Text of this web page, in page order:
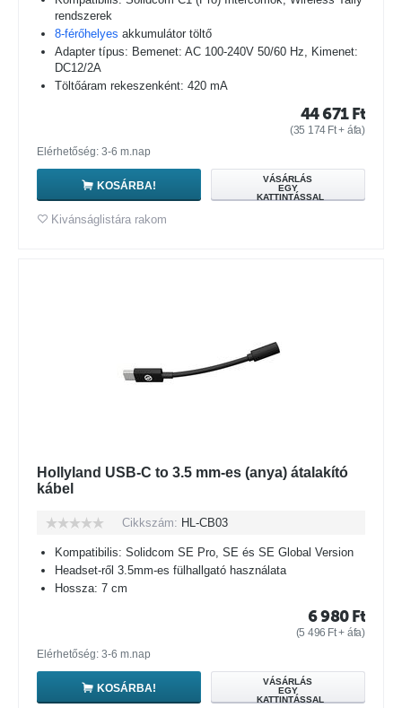
rendszerek
8-férőhelyes akkumulátor töltő
Adapter típus: Bemenet: AC 100-240V 50/60 Hz, Kimenet:
DC12/2A
Töltőáram rekeszenként: 420 mA
44 671 Ft
(35 174 Ft+ áfa)
Elérhetőség: 3-6 m.nap
KOSÁRBA!
VÁSÁRLÁS
EGY
KATTINTÁSSAL
Kivánságlistára rakom
Hollyland USB-C to 3.5 mm-es (anya) átalakító
kábel
Cikkszám: HL-CB03
Kompatibilis: Solidcom SE Pro, SE és SE Global Version
Headset-ről 3.5mm-es fülhallgató használata
Hossza: 7 cm
6 980 Ft
(5 496 Ft+ áfa)
Elérhetőség: 3-6 m.nap
KOSÁRBA!
VÁSÁRLÁS
EGY
KATTINTÁSSAL